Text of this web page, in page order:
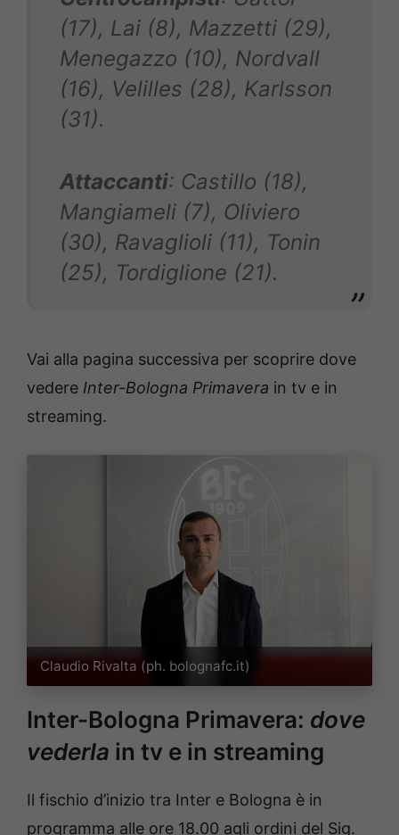
(17), Lai (8), Mazzetti (29),
Menegazzo (10), Nordvall
(16), Velilles (28), Karlsson
(31).
Attaccanti: Castillo (18),
Mangiameli (7), Oliviero
(30), Ravaglioli (11), Tonin
(25), Tordiglione (21).
Vai alla pagina successiva per scoprire dove
vedere Inter-Bologna Primavera in tv e in
streaming.
Claudio Rivalta (ph. bolognafc.it)
Inter-Bologna Primavera: dove
vederla in tv e in streaming
Il fischio d’inizio tra Inter e Bologna è in
programma alle ore 18.00 agli ordini del Sig.